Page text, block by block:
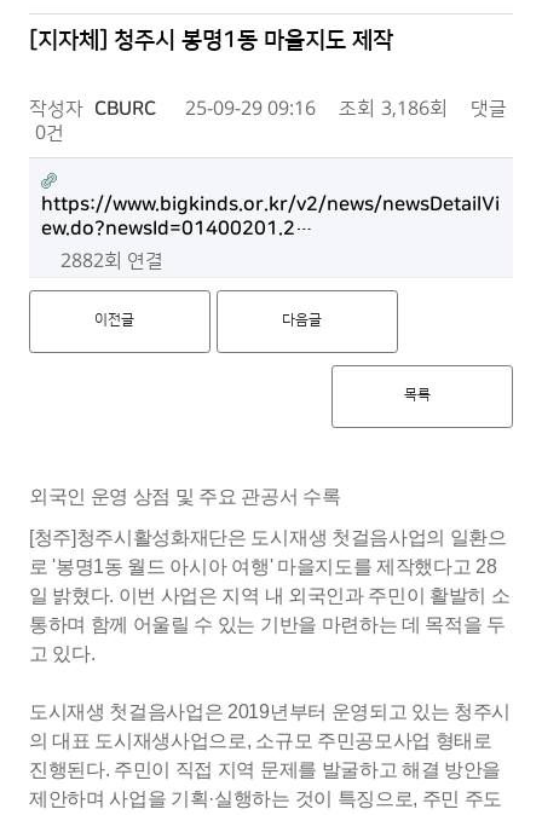
[지자체] 청주시 봉명1동 마을지도 제작
작성자 CBURC 25-09-29 09:16 조회 3,186회
댓글
0건
https://www.bigkinds.or.kr/v2/news/newsDetailVi
ew.do?newsId=01400201.2…
2882회 연결
이전글 다음글
목록
외국인 운영 상점 및 주요 관공서 수록
[청주]청주시활성화재단은 도시재생 첫걸음사업의 일환으
로 '봉명1동 월드 아시아 여행' 마을지도를 제작했다고 28
일 밝혔다. 이번 사업은 지역 내 외국인과 주민이 활발히 소
통하며 함께 어울릴 수 있는 기반을 마련하는 데 목적을 두
고 있다.
도시재생 첫걸음사업은 2019년부터 운영되고 있는 청주시
의 대표 도시재생사업으로, 소규모 주민공모사업 형태로
진행된다. 주민이 직접 지역 문제를 발굴하고 해결 방안을
제안하며 사업을 기획·실행하는 것이 특징으로, 주민 주도